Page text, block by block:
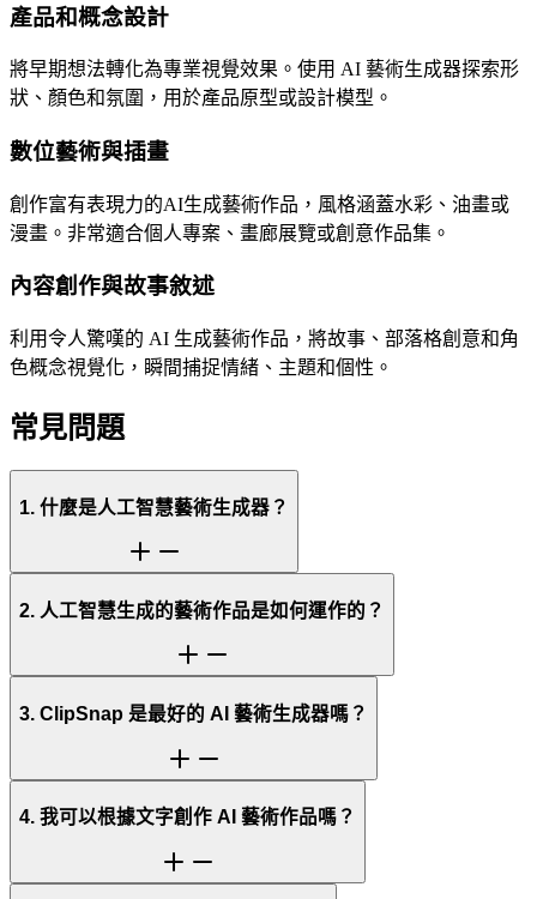
產品和概念設計
將早期想法轉化為專業視覺效果。使用 AI 藝術生成器探索形
狀、顏色和氛圍，用於產品原型或設計模型。
數位藝術與插畫
創作富有表現力的AI生成藝術作品，風格涵蓋水彩、油畫或
漫畫。非常適合個人專案、畫廊展覽或創意作品集。
內容創作與故事敘述
利用令人驚嘆的 AI 生成藝術作品，將故事、部落格創意和角
色概念視覺化，瞬間捕捉情緒、主題和個性。
常見問題
1. 什麼是人工智慧藝術生成器？
2. 人工智慧生成的藝術作品是如何運作的？
3. ClipSnap 是最好的 AI 藝術生成器嗎？
4. 我可以根據文字創作 AI 藝術作品嗎？